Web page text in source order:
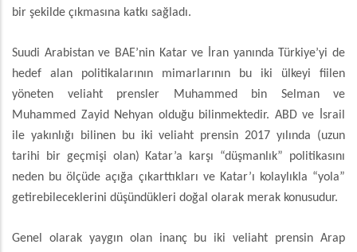
bir şekilde çıkmasına katkı sağladı.
Suudi Arabistan ve BAE’nin Katar ve İran yanında Türkiye’yi de
hedef alan politikalarının mimarlarının bu iki ülkeyi fiilen
yöneten veliaht prensler Muhammed bin Selman ve
Muhammed Zayid Nehyan olduğu bilinmektedir. ABD ve İsrail
ile yakınlığı bilinen bu iki veliaht prensin 2017 yılında (uzun
tarihi bir geçmişi olan) Katar’a karşı “düşmanlık” politikasını
neden bu ölçüde açığa çıkarttıkları ve Katar’ı kolaylıkla “yola”
getirebileceklerini düşündükleri doğal olarak merak konusudur.
Genel olarak yaygın olan inanç bu iki veliaht prensin Arap